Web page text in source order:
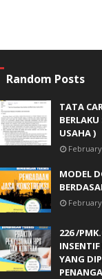
Random Posts
TATA
USAHA )
MODEL
226 /
YANG